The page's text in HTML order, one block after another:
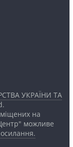
УКРАЇНИ ТА
на
можливе